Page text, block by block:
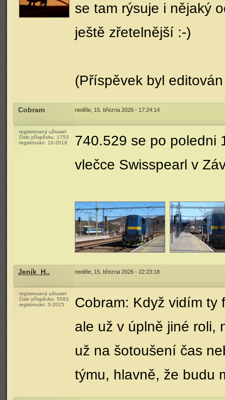
se tam rýsuje i nějaký
ještě zřetelnější :-)
(Příspěvek byl
Cobram neděle, 15. března 2026 - 17:24:14
registrovaný uživatel
číslo příspěvku: 1753
registrován: 10-2019
740.529 se po poledni
vlečce Swisspearl v
Jeník_H.. neděle, 15. března 2026 - 22:23:18
registrovaný uživatel
číslo příspěvku: 5583
registrován: 3-2015
Cobram: Když vidím ty
ale už v úplně jiné roli,
už na šotoušení čas
týmu, hlavně, že budu